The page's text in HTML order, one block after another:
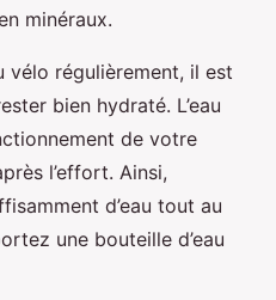
minéraux.
vélo régulièrement, il est
bien hydraté. L’eau
de votre
l’effort. Ainsi,
d’eau tout au
une bouteille d’eau